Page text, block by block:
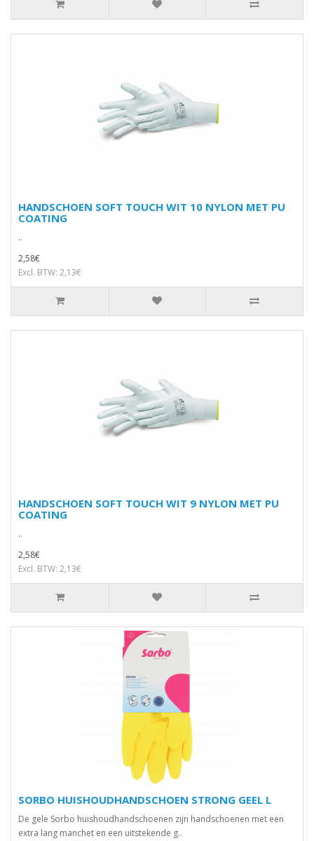
HANDSCHOEN SOFT TOUCH WIT 10 NYLON MET PU
COATING
..
2,58€
Excl. BTW: 2,13€
HANDSCHOEN SOFT TOUCH WIT 9 NYLON MET PU
COATING
..
2,58€
Excl. BTW: 2,13€
SORBO HUISHOUDHANDSCHOEN STRONG GEEL L
De gele Sorbo huishoudhandschoenen zijn handschoenen met een
extra lang manchet en een uitstekende g..